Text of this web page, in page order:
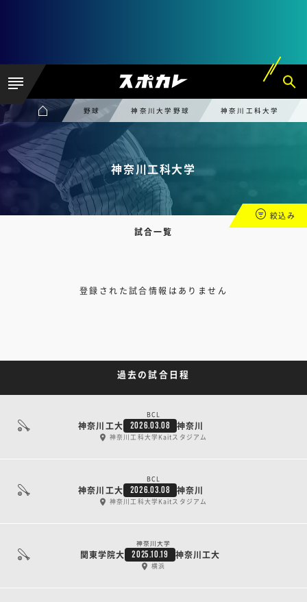
野球 神奈川大学野球 神奈川工科大学
神奈川工科大学
試合一覧
絞込み
登録された試合情報はありません
過去の試合日程
BCL
神奈川工大 2026.03.08 神奈川
神奈川工科大学Kaitスタジアム
BCL
神奈川工大 2026.03.08 神奈川
神奈川工科大学Kaitスタジアム
神奈川大学
関東学院大 2025.10.19 神奈川工大
横浜